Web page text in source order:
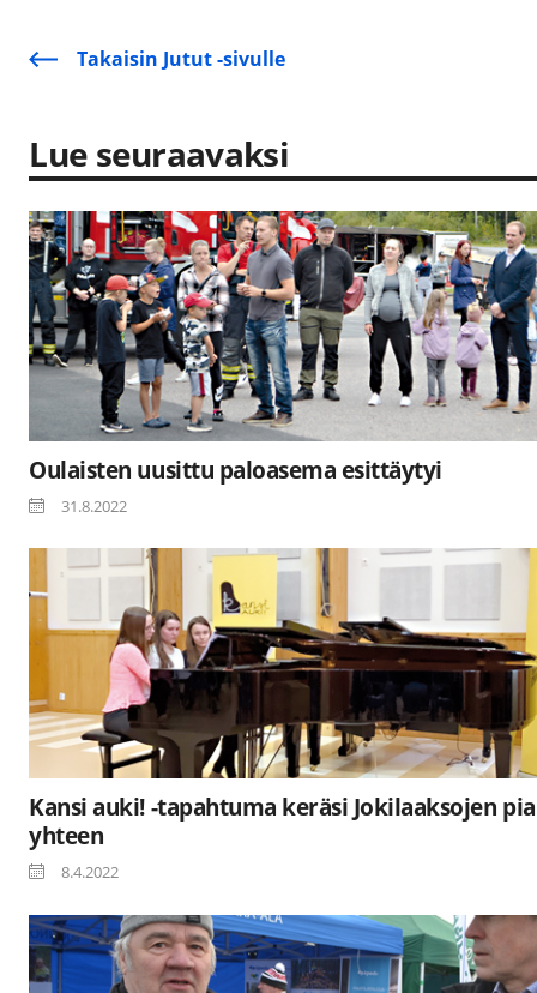
Takaisin Jutut -sivulle
Lue seuraavaksi
Oulaisten uusittu paloasema esittäytyi
31.8.2022
Kansi auki! -tapahtuma keräsi Jokilaaksojen
yhteen
8.4.2022